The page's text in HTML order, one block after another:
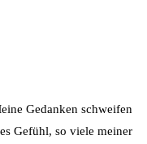
Gedanken schweifen
Gefühl, so viele meiner